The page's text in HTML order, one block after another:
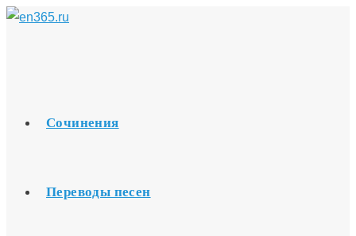
Перейти
Сочинения
Переводы песен